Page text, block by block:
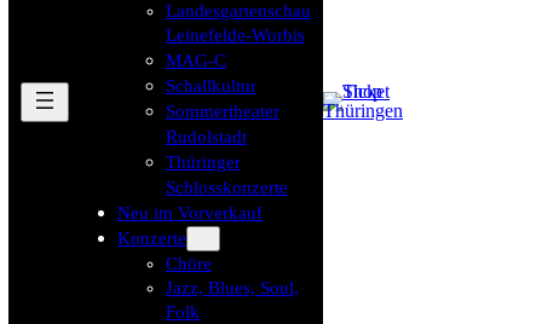
Landesgartenschau
Leinefelde-Worbis
MAG-C
Schallkultur
Sommertheater
Rudolstadt
Thüringer
Schlosskonzerte
Neu im Vorverkauf
Konzerte
Chöre
Jazz, Blues, Soul,
Folk